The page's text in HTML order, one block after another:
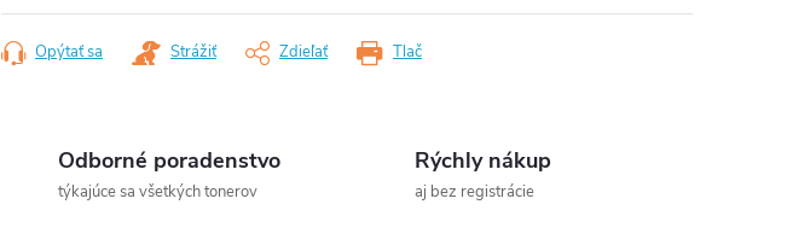
cena:
Tlač
Opýtať sa Strážiť Zdieľať
Odborné poradenstvo
týkajúce sa všetkých tonerov
Rýchly nákup
aj bez registrácie